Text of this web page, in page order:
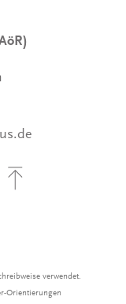
verwendet.
Orientierungen